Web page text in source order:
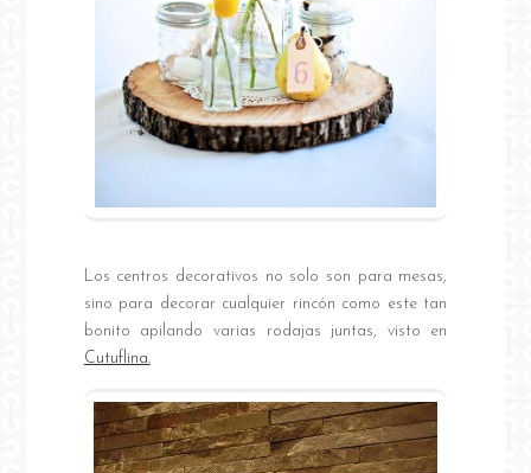
Los centros decorativos no solo son para mesas,
sino para decorar cualquier rincón como este tan
bonito apilando varias rodajas juntas, visto en
Cutuflina.